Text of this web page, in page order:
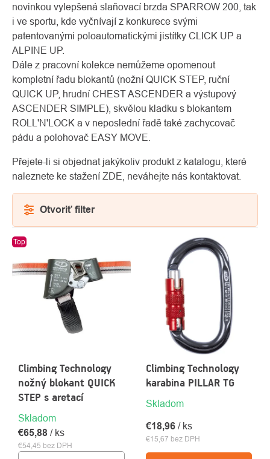
nás
novinkou vylepšená slaňovací brzda SPARROW 200, tak
i ve sportu, kde vyčnívají z konkurece svými
patentovanými poloautomatickými jistítky CLICK UP a
ALPINE UP.
Dále z pracovní kolekce nemůžeme opomenout
kompletní řadu blokantů (nožní QUICK STEP, ruční
QUICK UP, hrudní CHEST ASCENDER a výstupový
ASCENDER SIMPLE), skvělou kladku s blokantem
ROLL'N'LOCK a v neposlední řadě také zachycovač
pádu a polohovač EASY MOVE.
Přejete-li si objednat jakýkoliv produkt z katalogu, které
naleznete ke stažení ZDE, neváhejte nás kontaktovat.
Otvoriť filter
VÝPIS
PRODUKTOV
Top
Climbing Technology
nožný blokant QUICK
STEP s aretací
Skladom
€54,45 bez DPH
€65,88 / ks
Climbing Technology
karabina PILLAR TG
Skladom
€15,67 bez DPH
€18,96 / ks